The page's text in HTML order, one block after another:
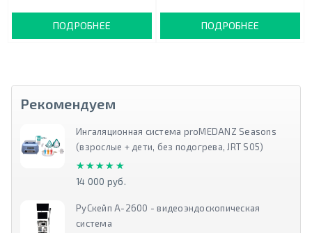
ПОДРОБНЕЕ ПОДРОБНЕЕ
Рекомендуем
Ингаляционная система proMEDANZ Seasons
(взрослые + дети, без подогрева, JRT S05)
★★★★★
★★★★★
14 000 руб.
РуСкейп А-2600 - видеоэндоскопическая
система